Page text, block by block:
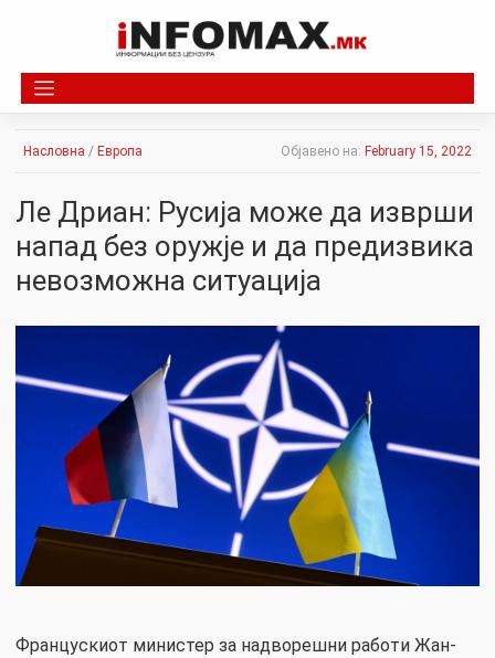
Насловна / Европа Објавено на: February 15, 2022
Ле Дриан: Русија може да изврши
нaпaд без oружје и да предизвика
невозможна ситуација
Францускиот министер за надворешни работи Жан-